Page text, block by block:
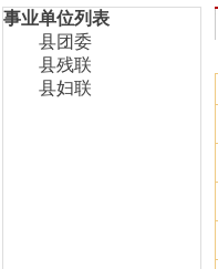
事业单位列表
县团委
县残联
县妇联